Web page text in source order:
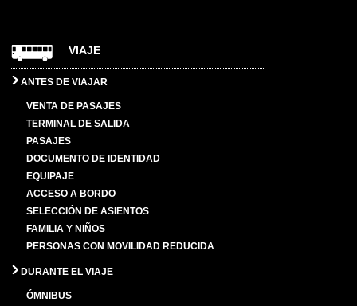
VIAJE
ANTES DE VIAJAR
VENTA DE PASAJES
TERMINAL DE SALIDA
PASAJES
DOCUMENTO DE IDENTIDAD
EQUIPAJE
ACCESO A BORDO
SELECCIÓN DE ASIENTOS
FAMILIA Y NIÑOS
PERSONAS CON MOVILIDAD REDUCIDA
DURANTE EL VIAJE
ÓMNIBUS